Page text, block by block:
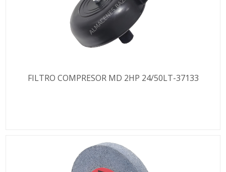
FILTRO COMPRESOR MD 2HP 24/50LT-37133